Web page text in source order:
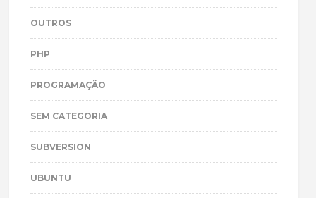
OUTROS
PHP
PROGRAMAÇÃO
SEM CATEGORIA
SUBVERSION
UBUNTU